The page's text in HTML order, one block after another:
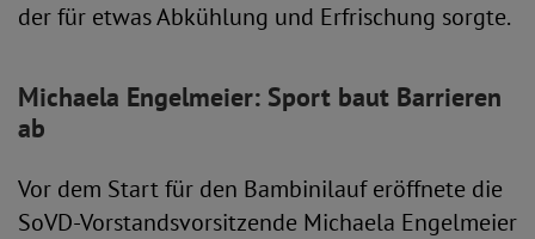
der für etwas Abkühlung und Erfrischung sorgte.
Michaela Engelmeier: Sport baut Barrieren
ab
Vor dem Start für den Bambinilauf eröffnete die
SoVD-Vorstandsvorsitzende Michaela Engelmeier